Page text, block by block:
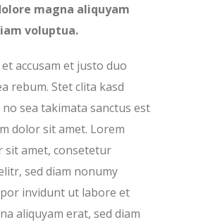
magna aliquyam
voluptua.
accusam et justo duo
rebum. Stet clita kasd
sea takimata sanctus est
dolor sit amet. Lorem
sit amet, consetetur
sed diam nonumy
invidunt ut labore et
aliquyam erat, sed diam